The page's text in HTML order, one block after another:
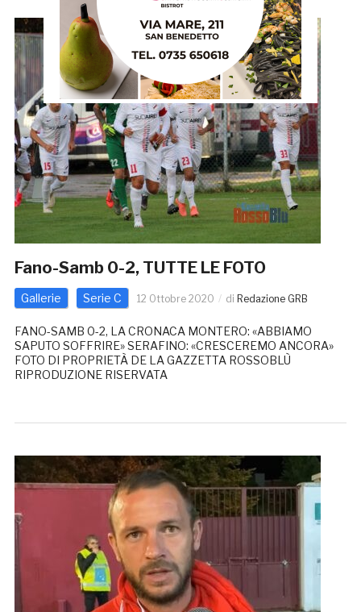
Fano-Samb 0-2, TUTTE LE FOTO
Gallerie Serie C 12 Ottobre 2020 di Redazione GRB
FANO-SAMB 0-2, LA CRONACA MONTERO: «ABBIAMO
SAPUTO SOFFRIRE» SERAFINO: «CRESCEREMO ANCORA»
FOTO DI PROPRIETÀ DE LA GAZZETTA ROSSOBLÙ
RIPRODUZIONE RISERVATA